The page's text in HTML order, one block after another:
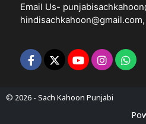
Email Us-
hindisachkahoon@gmail.com,
© 2026 - Sach Kahoon Punjabi